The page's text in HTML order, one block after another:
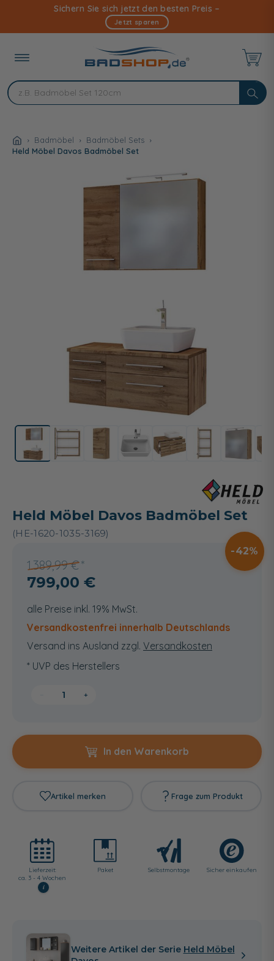
Inhalt
Sichern Sie sich jetzt den besten Preis –
Jetzt sparen
Badmöbel
Badmöbel Sets
Held Möbel Davos Badmöbel Set
Held Möbel Davos Badmöbel Set
(HE-1620-1035-3169)
1.389,99 €
42
799,00 €
alle Preise inkl. 19% MwSt.
Versandkostenfrei innerhalb Deutschlands
Versand ins Ausland zzgl. Versandkosten
* UVP des Herstellers
+
In den Warenkorb
Artikel merken Frage zum Produkt
Lieferzeit:
ca. 3 - 4 Wochen
i
Paket Selbst­montage Sicher einkaufen
Weitere Artikel der Serie Held Möbel